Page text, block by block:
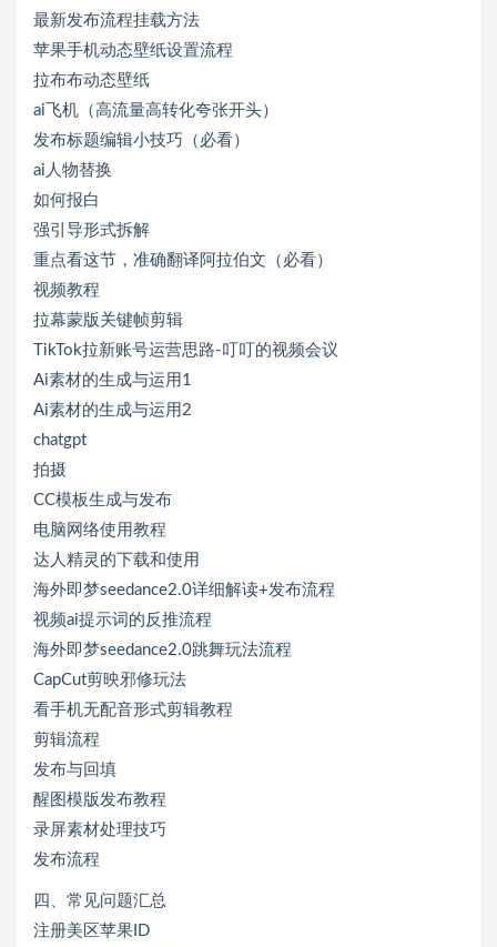
最新发布流程挂载方法
苹果手机动态壁纸设置流程
拉布布动态壁纸
ai飞机（高流量高转化夸张开头）
发布标题编辑小技巧（必看）
ai人物替换
如何报白
强引导形式拆解
重点看这节，准确翻译阿拉伯文（必看）
视频教程
拉幕蒙版关键帧剪辑
TikTok拉新账号运营思路-叮叮的视频会议
Ai素材的生成与运用1
Ai素材的生成与运用2
chatgpt
拍摄
CC模板生成与发布
电脑网络使用教程
达人精灵的下载和使用
海外即梦seedance2.0详细解读+发布流程
视频ai提示词的反推流程
海外即梦seedance2.0跳舞玩法流程
CapCut剪映邪修玩法
看手机无配音形式剪辑教程
剪辑流程
发布与回填
醒图模版发布教程
录屏素材处理技巧
发布流程
四、常见问题汇总
注册美区苹果ID